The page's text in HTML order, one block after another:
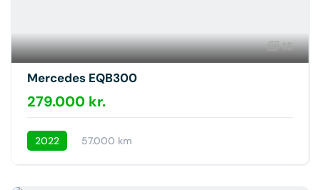
15
Mercedes EQB300
279.000 kr.
2022 57.000 km